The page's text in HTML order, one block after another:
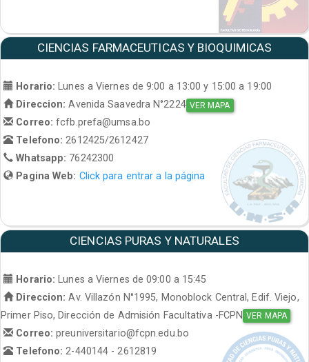
CIENCIAS FARMACEUTICAS Y BIOQUIMICAS
Horario: Lunes a Viernes de 9:00 a 13:00 y 15:00 a 19:00
Direccion: Avenida Saavedra N°2224 VER MAPA
Correo:fcfb.prefa@umsa.bo
Telefono:2612425/2612427
Whatsapp: 76242300
Pagina Web: Click para entrar a la página
CIENCIAS PURAS Y NATURALES
Horario:
Lunes a Viernes de 09:00 a 15:45
Direccion: Av. Villazón N°1995, Monoblock Central, Edif. Viejo,
Primer Piso, Dirección de Admisión Facultativa -FCPN VER MAPA
Correo:preuniversitario@fcpn.edu.bo
Telefono: 2-440144 - 2612819